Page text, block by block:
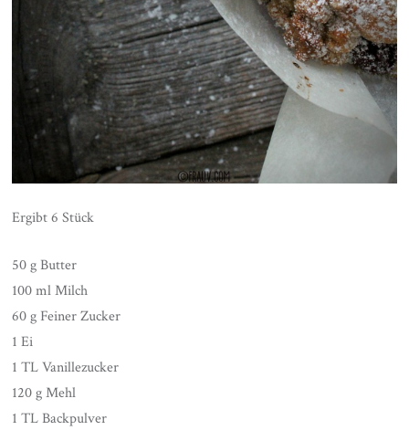
Ergibt 6 Stück
50 g Butter
100 ml Milch
60 g Feiner Zucker
1 Ei
1 TL Vanillezucker
120 g Mehl
1 TL Backpulver